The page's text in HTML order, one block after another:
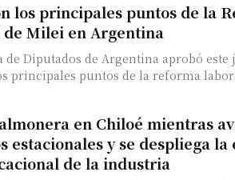
los principales puntos de la
Milei en Argentina
de Diputados de Argentina aprobó este
principales puntos de la reforma
en Chiloé mientras
estacionales y se despliega
de la industria